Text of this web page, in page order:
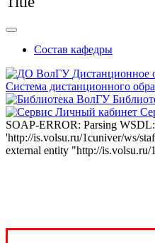
Состав кафедры
Дистанционное
Система дистанционного
SOAP-ERROR: Parsing
'http://is.volsu.ru/1cuniver/ws/
external entity "http://